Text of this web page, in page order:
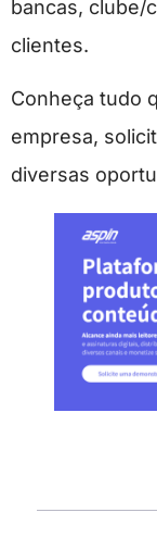
bancas, clube/
clientes.
Conheça tudo
empresa,
diversas